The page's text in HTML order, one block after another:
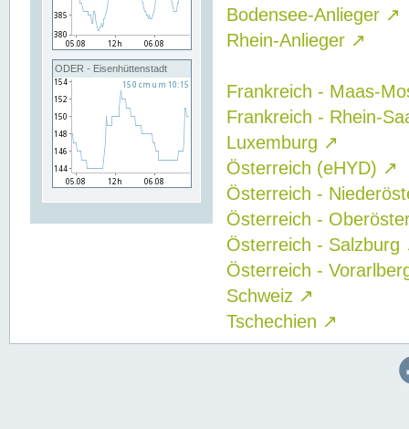
ODER - Eisenhüttenstadt
Bodensee-Anlieger ↗
Rhein-Anlieger ↗
Frankreich - Maas-
Frankreich - Rhein-
Luxemburg ↗
Österreich (eHYD) ↗
Österreich -
Österreich -
Österreich - Salzburg
Österreich -
Schweiz ↗
Tschechien ↗